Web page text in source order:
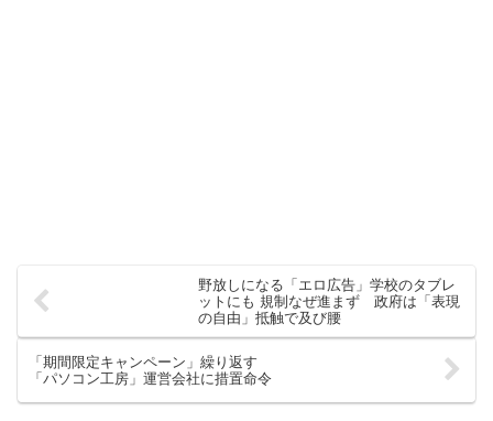
野放しになる「エロ広告」学校のタブレ
ットにも 規制なぜ進まず 政府は「表現
の自由」抵触で及び腰
「期間限定キャンペーン」繰り返す
「パソコン工房」運営会社に措置命令